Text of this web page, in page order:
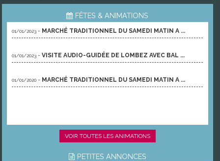
FÊTES & ANIMATIONS
01/01/2023 - MARCHÉ TRADITIONNEL DU SAMEDI MATIN A ...
01/01/2023 -VISITE AUDIO-GUIDÉE DE LOMBEZ AVEC BAL ...
01/01/2020 - MARCHÉ TRADITIONNEL DU SAMEDI MATIN A ...
VOIR TOUTES LES ANIMATIONS
PETITES ANNONCES